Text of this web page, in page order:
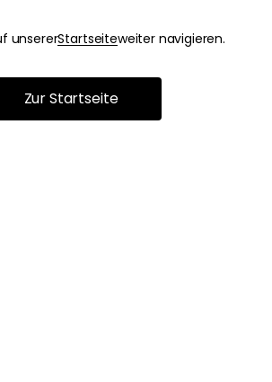
unsererStartseiteweiter navigieren.
Zur Startseite